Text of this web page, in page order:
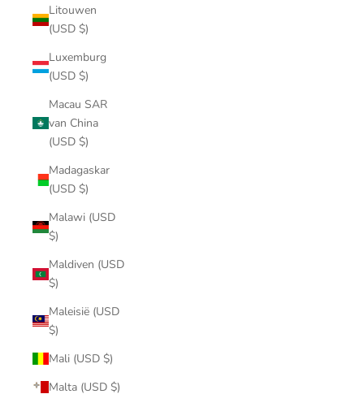
Litouwen
(USD $)
Luxemburg
(USD $)
Macau SAR
van China
(USD $)
Madagaskar
(USD $)
Malawi (USD
$)
Maldiven (USD
$)
Maleisië (USD
$)
Mali (USD $)
Malta (USD $)